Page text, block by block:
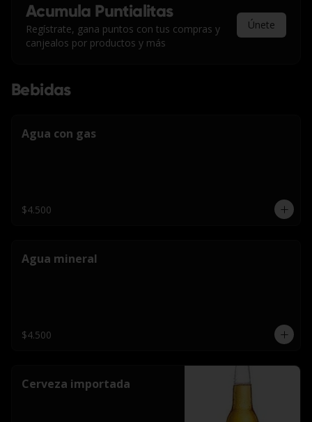
Acumula Puntialitas
Regístrate, gana puntos con tus compras y
canjealos por productos y más
Únete
Bebidas
Agua con gas
$4.500
Agua mineral
$4.500
Cerveza importada